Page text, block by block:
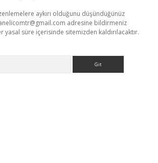
aykırı olduğunu düşündüğünüz
adresine bildirmeniz
yasal süre içerisinde sitemizden kaldırılacaktır.